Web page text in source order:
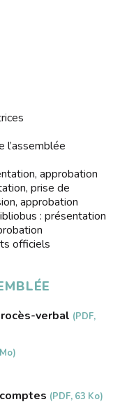
l’assemblée
approbation
prise de
approbation
: présentation
officiels
verbal (PDF,
(PDF, 63 Ko)